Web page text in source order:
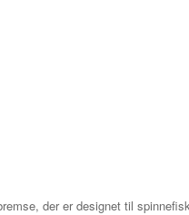
der er designet til